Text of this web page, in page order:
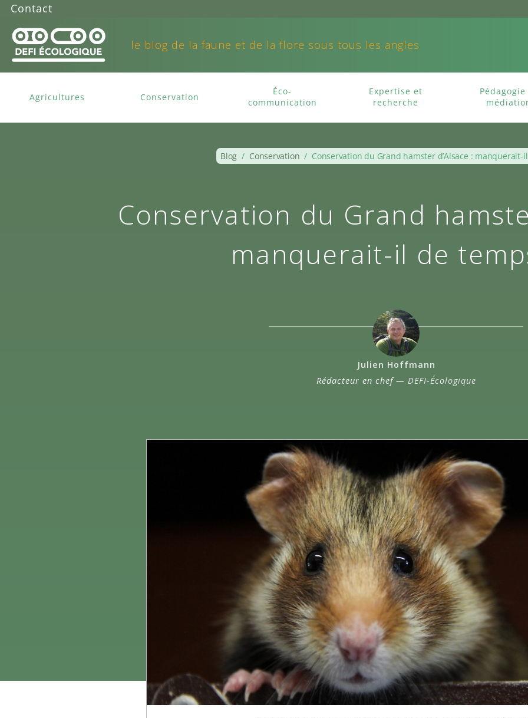
Contact
le blog de la faune et de la flore sous tous les angles
Agricultures Conservation
Éco-
communication
Expertise et
recherche
Blog / Conservation / Conservation du Grand hamster d’Alsace : manquerait-
Conservation du Grand
manquerait-il de
Julien Hoffmann
Rédacteur en chef — DEFI-Écologique